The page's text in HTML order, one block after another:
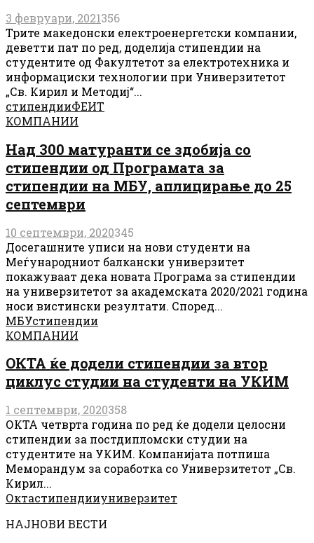
3 февруари, 2021356
Трите македонски електроенергетски компании,
деветти пат по ред, доделија стипендии на
студентите од Факултетот за електротехника и
информациски технологии при Универзитетот
„Св. Кирил и Методиј“...
стипендииФЕИТ
КОМПАНИИ
Над 300 матуранти се здобија со
стипендии од Програмата за
стипендии на МБУ, аплицирање до 25
септември
10 септември, 2020345
Досегашните уписи на нови студенти на
Меѓународниот балкански универзитет
покажуваат дека новата Програма за стипендии
на универзитетот за академската 2020/2021 година
носи вистински резултати. Според...
МБУстипендии
КОМПАНИИ
ОКТА ќе додели стипендии за втор
циклус студии на студенти на УКИМ
1 септември, 2020358
ОКТА четврта година по ред ќе додели целосни
стипендии за постдипломски студии на
студентите на УКИМ. Компанијата потпиша
Меморандум за соработка со Универзитетот „Св.
Кирил...
Октастипендииуниверзитет
НАЈНОВИ ВЕСТИ